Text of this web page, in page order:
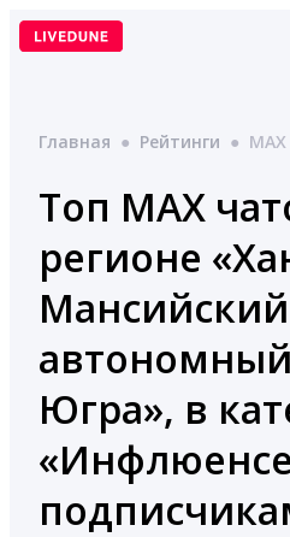
Перейти
Главная ● Рейтинги ● MAX
Топ MAX
регионе
Мансийский
автономный
Югра», в